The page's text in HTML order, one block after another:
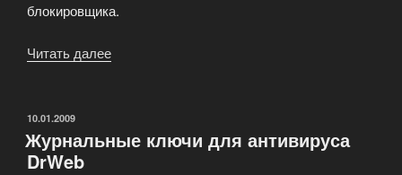
блокировщика.
Читать далее
блокировке!?»
ОПУБЛИКОВАНО
10.01.2009
Журнальные ключи для антивируса
DrWeb